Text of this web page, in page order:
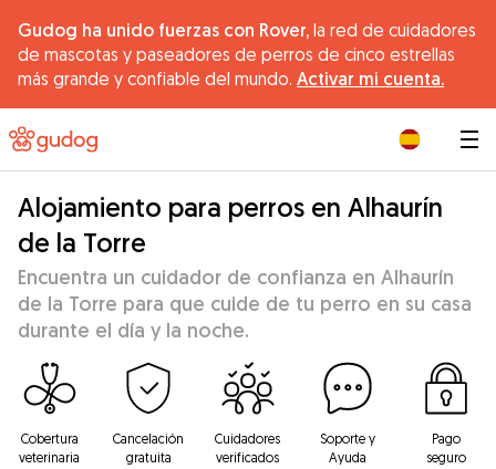
Gudog ha unido fuerzas con Rover, la red de cuidadores
de mascotas y paseadores de perros de cinco estrellas
más grande y confiable del mundo. Activar mi cuenta.
Alojamiento para perros en Alhaurín
de la Torre
Encuentra un cuidador de confianza en Alhaurín
de la Torre para que cuide de tu perro en su casa
durante el día y la noche.
Cobertura
veterinaria
Cancelación
gratuita
Cuidadores
verificados
Soporte y
Ayuda
Pago
seguro